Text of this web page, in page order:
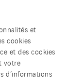
et
cookies
et des cookies
votre
d’informations